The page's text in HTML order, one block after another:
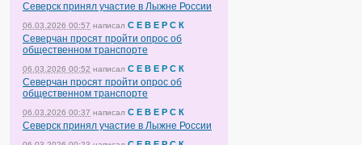
Северск принял участие в Лыжне России
06.03.2026 00:57 написал С Е В Е Р С К
Северчан просят пройти опрос об
общественном транспорте
06.03.2026 00:52 написал С Е В Е Р С К
Северчан просят пройти опрос об
общественном транспорте
06.03.2026 00:37 написал С Е В Е Р С К
Северск принял участие в Лыжне России